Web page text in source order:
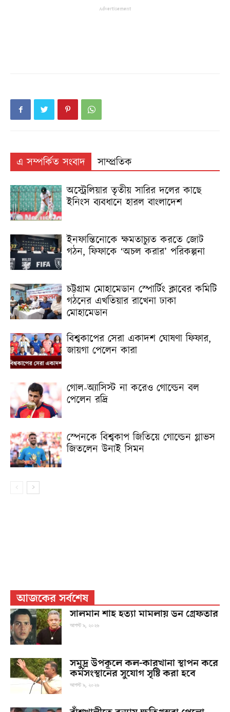
Advertisement
এ সম্পর্কিত সংবাদ
সাম্প্রতিক
অস্ট্রেলিয়ার তৃতীয় সারির দলের কাছে
ইনিংস ব্যবধানে হারল বাংলাদেশ
ইনফান্তিনোকে ক্ষমতাচ্যুত করতে জোট
গঠন, ফিফাকে ‘অচল করার’ পরিকল্পনা
চট্টগ্রাম মোহামেডান স্পোর্টিং ক্লাবের কমিটি
গঠনের এখতিয়ার রাখেনা ঢাকা
মোহামেডান
বিশ্বকাপের সেরা একাদশ ঘোষণা ফিফার,
জায়গা পেলেন কারা
গোল-অ্যাসিস্ট না করেও গোল্ডেন বল
পেলেন রদ্রি
স্পেনকে বিশ্বকাপ জিতিয়ে গোল্ডেন গ্লাভস
জিতলেন উনাই সিমন
আজকের সর্বশেষ
সালমান শাহ হত্যা মামলায় ডন গ্রেফতার
আগস্ট ৯, ২০২৬
সমুদ্র উপকূলে কল-কারখানা স্থাপন করে
কর্মসংস্থানের সুযোগ সৃষ্টি করা হবে
আগস্ট ৯, ২০২৬